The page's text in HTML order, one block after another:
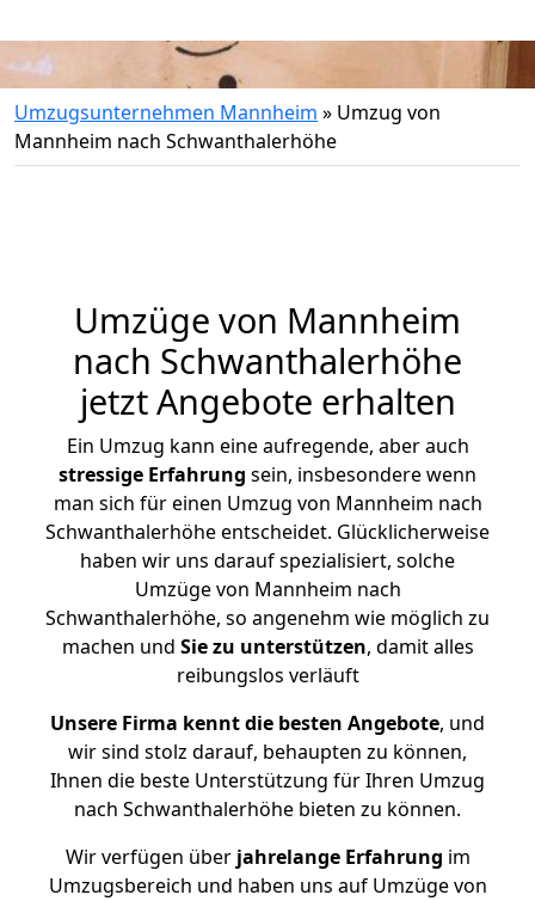
Umzugsunternehmen Mannheim » Umzug von
Mannheim nach Schwanthalerhöhe
Umzüge von Mannheim
nach Schwanthalerhöhe
jetzt Angebote erhalten
Ein Umzug kann eine aufregende, aber auch
stressige Erfahrung sein, insbesondere wenn
man sich für einen Umzug von Mannheim nach
Schwanthalerhöhe entscheidet. Glücklicherweise
haben wir uns darauf spezialisiert, solche
Umzüge von Mannheim nach
Schwanthalerhöhe, so angenehm wie möglich zu
machen und Sie zu unterstützen, damit alles
reibungslos verläuft
Unsere Firma kennt die besten Angebote, und
wir sind stolz darauf, behaupten zu können,
Ihnen die beste Unterstützung für Ihren Umzug
nach Schwanthalerhöhe bieten zu können.
Wir verfügen überjahrelange Erfahrung im
Umzugsbereich und haben uns auf Umzüge von